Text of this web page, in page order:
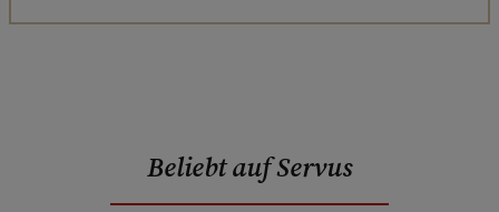
Beliebt auf Servus